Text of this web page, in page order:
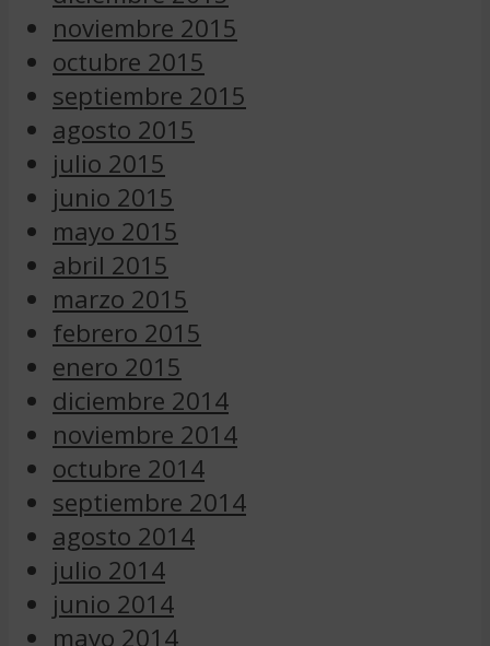
noviembre 2015
octubre 2015
septiembre 2015
agosto 2015
julio 2015
junio 2015
mayo 2015
abril 2015
marzo 2015
febrero 2015
enero 2015
diciembre 2014
noviembre 2014
octubre 2014
septiembre 2014
agosto 2014
julio 2014
junio 2014
mayo 2014